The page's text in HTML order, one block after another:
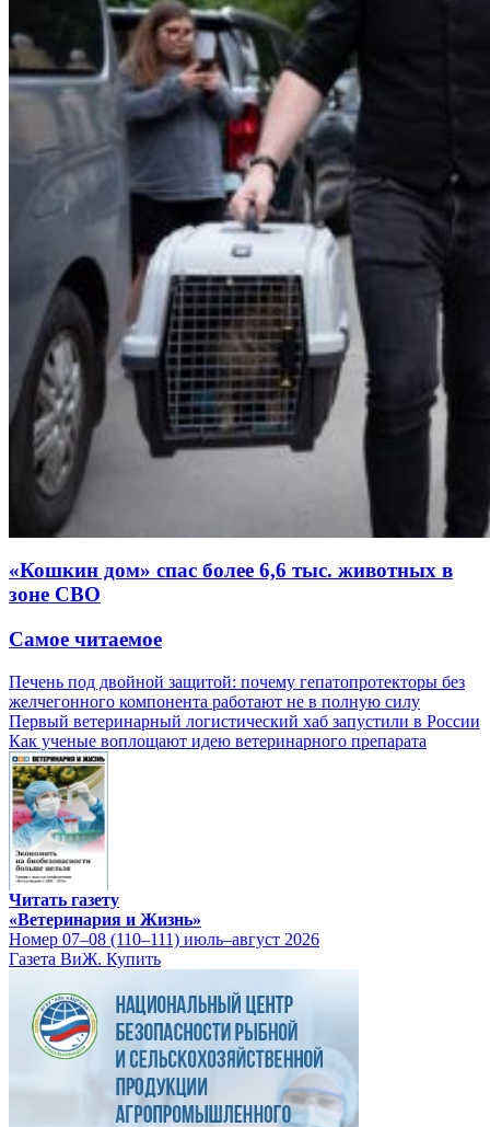
«Кошкин дом» спас более 6,6 тыс. животных в
зоне СВО
Самое читаемое
Печень под двойной защитой: почему гепатопротекторы без
желчегонного компонента работают не в полную силу
Первый ветеринарный логистический хаб запустили в России
Как ученые воплощают идею ветеринарного препарата
Читать газету
«Ветеринария и Жизнь»
Номер 07–08 (110–111) июль–август 2026
Газета ВиЖ. Купить